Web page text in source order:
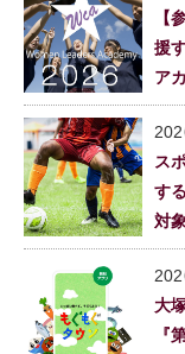
【
援
ア
ス
す
対
大
『